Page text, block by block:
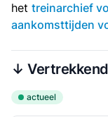
het treinarchief
aankomsttijden
↓
actueel